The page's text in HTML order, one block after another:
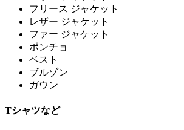
フリース ジャケット
レザー ジャケット
ファー ジャケット
ポンチョ
ベスト
ブルゾン
ガウン
Tシャツなど